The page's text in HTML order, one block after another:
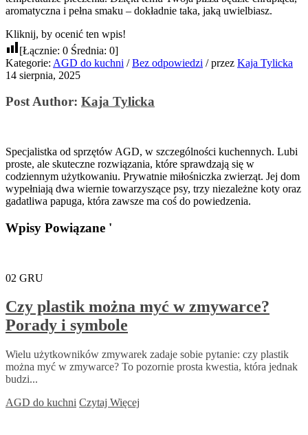
aromatyczna i pełna smaku – dokładnie taka, jaką uwielbiasz.
Kliknij, by ocenić ten wpis!
[Łącznie: 0 Średnia: 0]
Kategorie: AGD do kuchni / Bez odpowiedzi /przez Kaja Tylicka
14 sierpnia, 2025
Post Author: Kaja Tylicka
Specjalistka od sprzętów AGD, w szczególności kuchennych. Lubi
proste, ale skuteczne rozwiązania, które sprawdzają się w
codziennym użytkowaniu. Prywatnie miłośniczka zwierząt. Jej dom
wypełniają dwa wiernie towarzyszące psy, trzy niezależne koty oraz
gadatliwa papuga, która zawsze ma coś do powiedzenia.
Wpisy Powiązane '
02 GRU
Czy plastik można myć w zmywarce?
Porady i symbole
Wielu użytkowników zmywarek zadaje sobie pytanie: czy plastik
można myć w zmywarce? To pozornie prosta kwestia, która jednak
budzi...
AGD do kuchni Czytaj Więcej